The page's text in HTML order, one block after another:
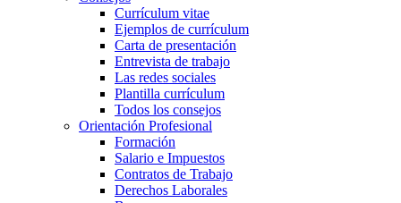
Currículum vitae
Ejemplos de currículum
Carta de presentación
Entrevista de trabajo
Las redes sociales
Plantilla currículum
Todos los consejos
Orientación Profesional
Formación
Salario e Impuestos
Contratos de Trabajo
Derechos Laborales